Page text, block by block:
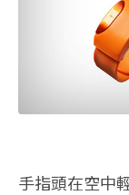
手指頭在空中